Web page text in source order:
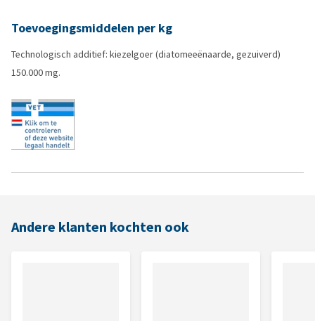
Toevoegingsmiddelen per kg
Technologisch additief: kiezelgoer (diatomeeënaarde, gezuiverd)
150.000 mg.
Andere klanten kochten ook